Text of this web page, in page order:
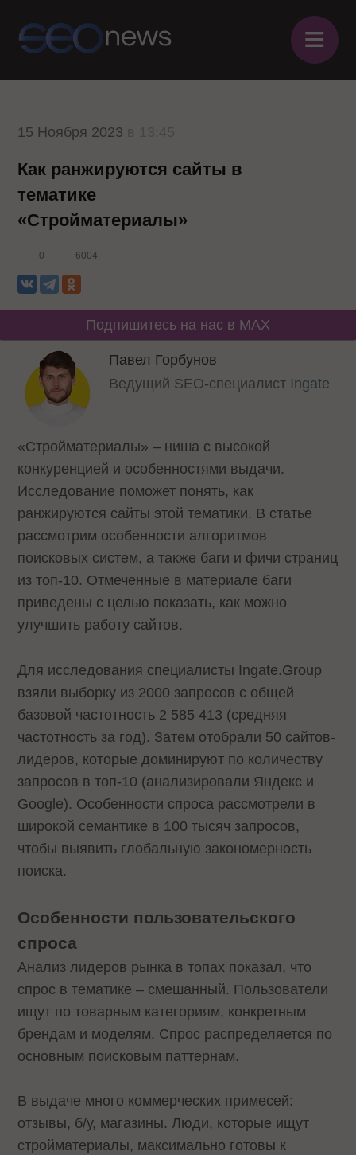
≡
15 Ноября 2023
Как ранжируются сайты в
тематике
«Стройматериалы»
0 6004
Подпишитесь на нас в MAX
Павел Горбунов
Ведущий SEO-специалист Ingate
«Стройматериалы» – ниша с высокой
конкуренцией и особенностями выдачи.
Исследование поможет понять, как
ранжируются сайты этой тематики. В статье
рассмотрим особенности алгоритмов
поисковых систем, а также баги и фичи страниц
из топ-10. Отмеченные в материале баги
приведены с целью показать, как можно
улучшить работу сайтов.
Для исследования специалисты Ingate.Group
взяли выборку из 2000 запросов с общей
базовой частотность 2 585 413 (средняя
частотность за год). Затем отобрали 50 сайтов-
лидеров, которые доминируют по количеству
запросов в топ-10 (анализировали Яндекс и
Google). Особенности спроса рассмотрели в
широкой семантике в 100 тысяч запросов,
чтобы выявить глобальную закономерность
поиска.
Особенности пользовательского
спроса
Анализ лидеров рынка в топах показал, что
спрос в тематике – смешанный. Пользователи
ищут по товарным категориям, конкретным
брендам и моделям. Спрос распределяется по
основным поисковым паттернам.
В выдаче много коммерческих примесей:
отзывы, б/у, магазины. Люди, которые ищут
стройматериалы, максимально готовы к